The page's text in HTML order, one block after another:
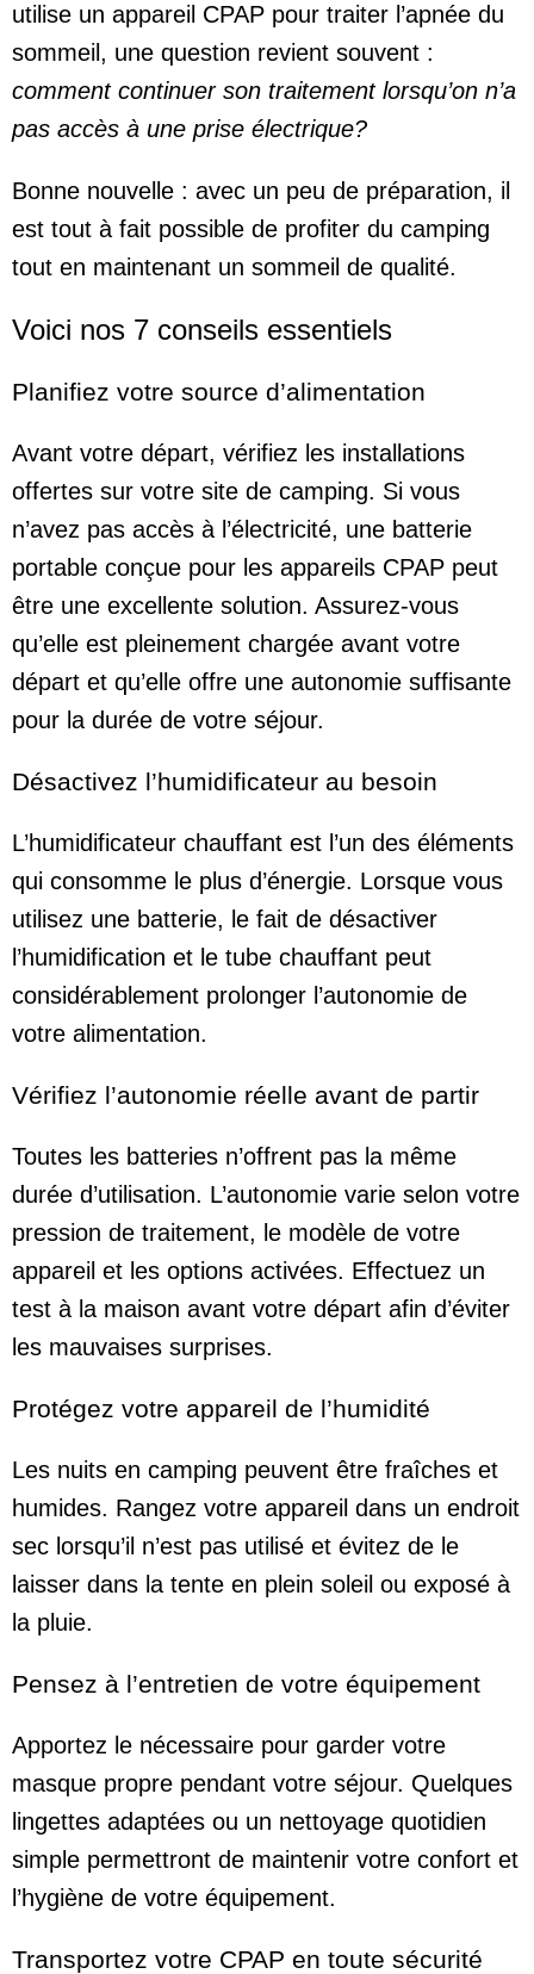
utilise un appareil CPAP pour traiter l’apnée du
sommeil, une question revient souvent :
comment continuer son traitement lorsqu’on n’a
pas accès à une prise électrique?
Bonne nouvelle : avec un peu de préparation, il
est tout à fait possible de profiter du camping
tout en maintenant un sommeil de qualité.
Voici nos 7 conseils essentiels
Planifiez votre source d’alimentation
Avant votre départ, vérifiez les installations
offertes sur votre site de camping. Si vous
n’avez pas accès à l’électricité, une batterie
portable conçue pour les appareils CPAP peut
être une excellente solution. Assurez-vous
qu’elle est pleinement chargée avant votre
départ et qu’elle offre une autonomie suffisante
pour la durée de votre séjour.
Désactivez l’humidificateur au besoin
L’humidificateur chauffant est l’un des éléments
qui consomme le plus d’énergie. Lorsque vous
utilisez une batterie, le fait de désactiver
l’humidification et le tube chauffant peut
considérablement prolonger l’autonomie de
votre alimentation.
Vérifiez l’autonomie réelle avant de partir
Toutes les batteries n’offrent pas la même
durée d’utilisation. L’autonomie varie selon votre
pression de traitement, le modèle de votre
appareil et les options activées. Effectuez un
test à la maison avant votre départ afin d’éviter
les mauvaises surprises.
Protégez votre appareil de l’humidité
Les nuits en camping peuvent être fraîches et
humides. Rangez votre appareil dans un endroit
sec lorsqu’il n’est pas utilisé et évitez de le
laisser dans la tente en plein soleil ou exposé à
la pluie.
Pensez à l’entretien de votre équipement
Apportez le nécessaire pour garder votre
masque propre pendant votre séjour. Quelques
lingettes adaptées ou un nettoyage quotidien
simple permettront de maintenir votre confort et
l’hygiène de votre équipement.
Transportez votre CPAP en toute sécurité